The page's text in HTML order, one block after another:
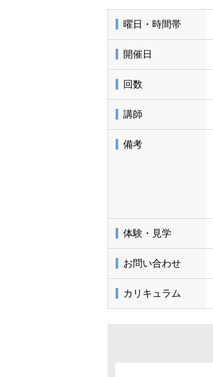
曜日・時間帯
開催日
回数
講師
備考
体験・見学
お問い合わせ
カリキュラム